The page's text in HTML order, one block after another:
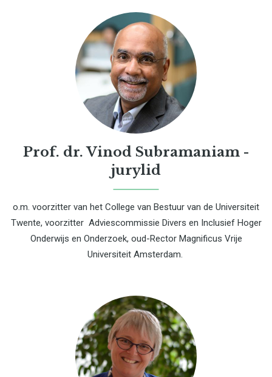
Prof. dr. Vinod Subramaniam -
jurylid
o.m. voorzitter van het College van Bestuur van de Universiteit
Twente, voorzitter Adviescommissie Divers en Inclusief Hoger
Onderwijs en Onderzoek, oud-Rector Magnificus Vrije
Universiteit Amsterdam.